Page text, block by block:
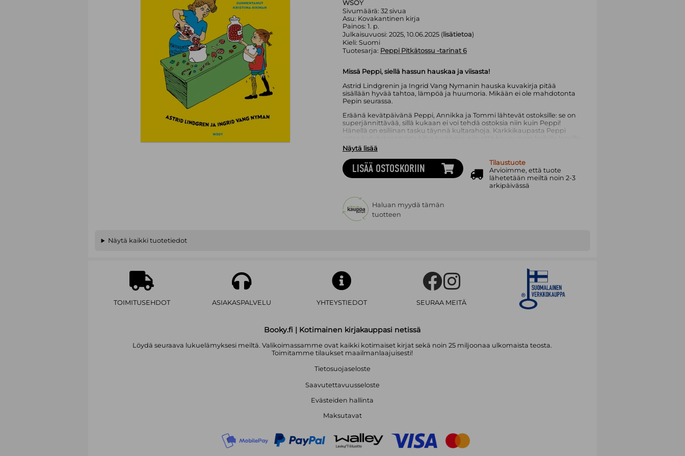
WSOY
Sivumäärä: 32sivua
Asu: Kovakantinen kirja
Painos: 1. p.
Julkaisuvuosi: 2025, 10.06.2025 (lisätietoa)
Kieli: Suomi
Tuotesarja: Peppi Pitkätossu -tarinat 6
Missä Peppi, siellä hassun hauskaa ja viisasta!
Astrid Lindgrenin ja Ingrid Vang Nymanin hauska kuvakirja pitää
sisällään hyvää tahtoa, lämpöä ja huumoria. Mikään ei ole mahdotonta
Pepin seurassa.
Eräänä kevätpäivänä Peppi, Annikka ja Tommi lähtevät ostoksille: se on
superjännittävää, sillä kukaan ei voi tehdä ostoksia niin kuin Peppi!
Hänellä on esiliinan tasku täynnä kultarahoja. Karkkikaupasta Peppi
riittää, ja lelukaupastakin löytyy kaikille jotain hauskaa. Ja mitä ihmettä
Peppi löytää itselleen apteekista?
Kristiina Rikmanin uusi suomennos.
(1907–2002) on yksi maailman rakastetuimmista
lastenkirjailijoista. Hänet tunnetaan mm. Vaahteramäen Eemelin, Peppi
Pitkätossun ja Katto-Kassisen äitinä. Tanskalainen
(1916–1959) on kuvittanut kaikki Lindgrenin Peppi-tarinat ja -sarjakuvat.
Näytä lisää
LISÄÄ OSTOSKORIIN
Tilaustuote
Arvioimme, että tuote
lähetetään meiltä noin 2-3
arkipäivässä
Haluan myydä tämän
tuotteen
Näytä kaikki tuotetiedot
TOIMITUSEHDOT ASIAKASPALVELU YHTEYSTIEDOT SEURAA MEITÄ
Booky.fi | Kotimainen kirjakauppasi netissä
Löydä seuraava lukuelämyksesi meiltä. Valikoimassamme ovat kaikki kotimaiset kirjat sekä noin 25 miljoonaa ulkomaista teosta.
Toimitamme tilaukset maailmanlaajuisesti!
Tietosuojaseloste
Saavutettavuusseloste
Evästeiden hallinta
Maksutavat